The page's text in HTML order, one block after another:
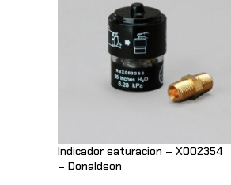
Indicador saturacion – X002354
– Donaldson